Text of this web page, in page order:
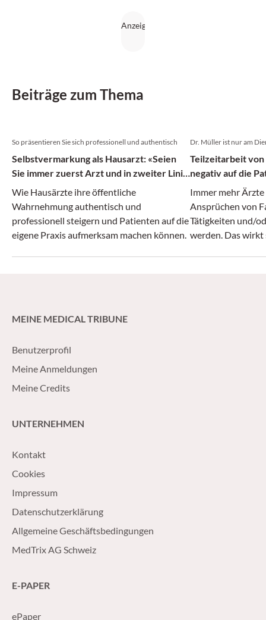
Beiträge zum Thema
So präsentieren Sie sich professionell und authentisch
Selbstvermarkung als Hausarzt: «Seien
Sie immer zuerst Arzt und in zweiter Linie
Unternehmer»
Wie Hausärzte ihre öffentliche
Wahrnehmung authentisch und
professionell steigern und Patienten auf die
eigene Praxis aufmerksam machen können.
Dr. Müller ist nur am
Teilzeitarbeit
negativ auf die
Immer mehr
Ansprüchen von
Tätigkeiten und/
werden. Das wirkt
MEINE MEDICAL TRIBUNE
Benutzerprofil
Meine Anmeldungen
Meine Credits
UNTERNEHMEN
Kontakt
Cookies
Impressum
Datenschutzerklärung
Allgemeine Geschäftsbedingungen
MedTrix AG Schweiz
E-PAPER
ePaper